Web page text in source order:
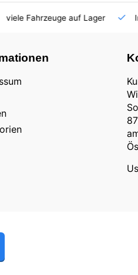
auf Lager Importeur